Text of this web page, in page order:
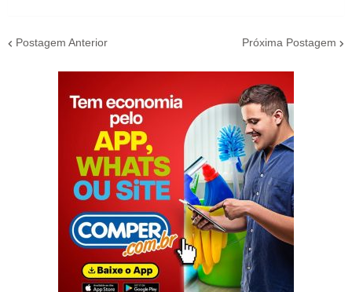
Postagem Anterior Próxima Postagem